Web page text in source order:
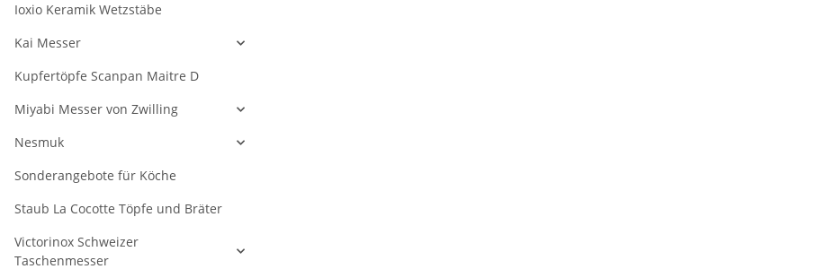
Ioxio Keramik Wetzstäbe
Kai Messer
Kupfertöpfe Scanpan Maitre D
Miyabi Messer von Zwilling
Nesmuk
Sonderangebote für Köche
Staub La Cocotte Töpfe und Bräter
Victorinox Schweizer
Taschenmesser